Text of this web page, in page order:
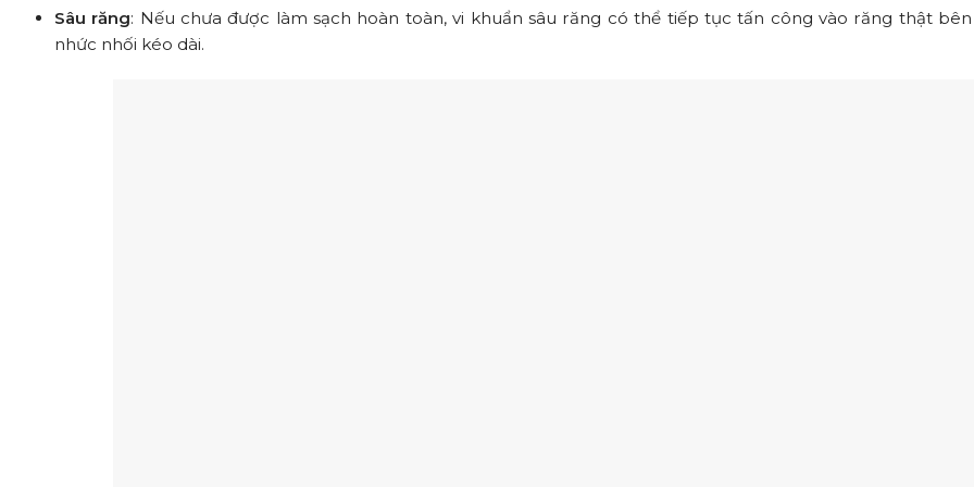
Sâu răng: Nếu chưa được làm sạch hoàn toàn, vi khuẩn sâu răng có thể tiếp tục tấn công vào răng thật
nhức nhối kéo dài.